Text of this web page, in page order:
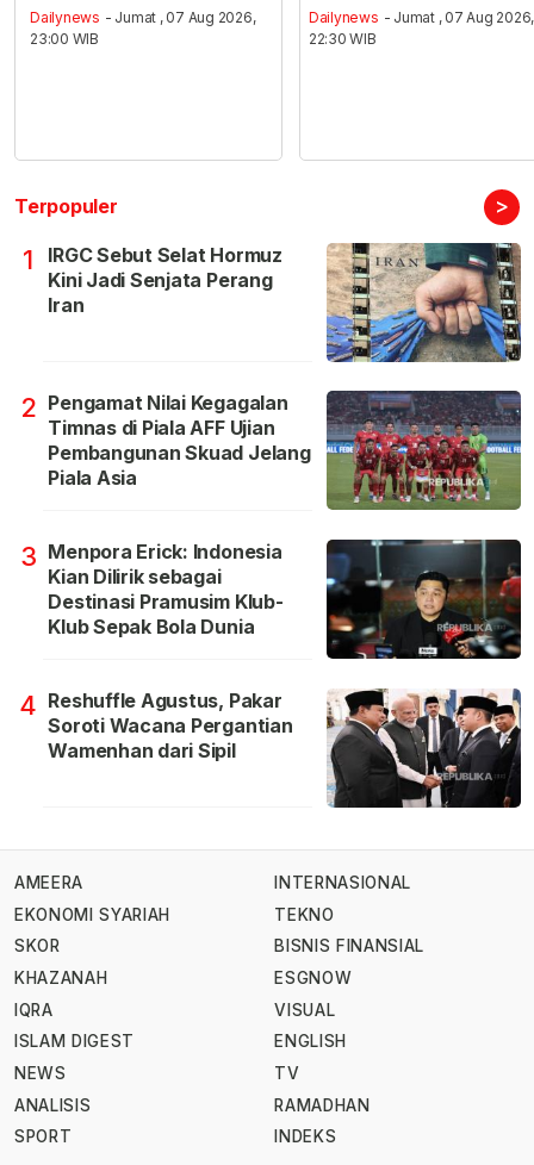
Dailynews - Jumat , 07 Aug 2026,
23:00 WIB
Dailynews - Jumat , 07 Aug 2026,
22:30 WIB
Terpopuler >
1
IRGC Sebut Selat Hormuz
Kini Jadi Senjata Perang
Iran
2 Pengamat Nilai Kegagalan
Timnas di Piala AFF Ujian
Pembangunan Skuad Jelang
Piala Asia
3 Menpora Erick: Indonesia
Kian Dilirik sebagai
Destinasi Pramusim Klub-
Klub Sepak Bola Dunia
4 Reshuffle Agustus, Pakar
Soroti Wacana Pergantian
Wamenhan dari Sipil
AMEERA
EKONOMI SYARIAH
SKOR
KHAZANAH
IQRA
ISLAM DIGEST
NEWS
ANALISIS
SPORT
INTERNASIONAL
TEKNO
BISNIS FINANSIAL
ESGNOW
VISUAL
ENGLISH
TV
RAMADHAN
INDEKS